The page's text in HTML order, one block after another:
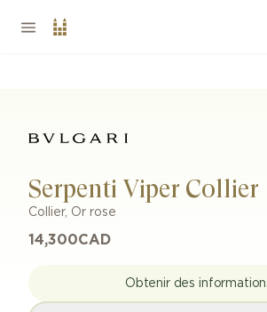
Serpenti Viper Collier
Collier, Or rose
14,300CAD
Obtenir des